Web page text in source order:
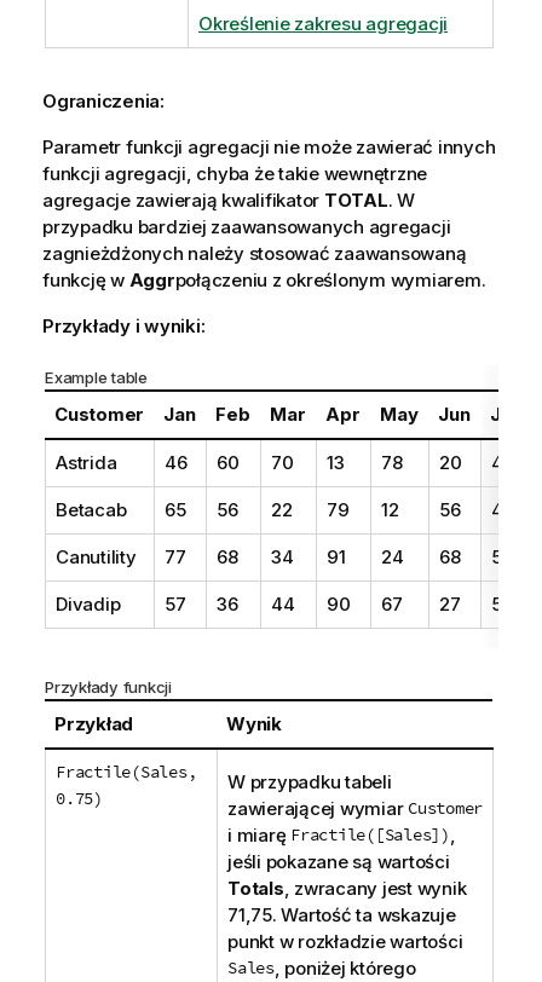
Określenie zakresu agregacji
Ograniczenia:
Parametr funkcji agregacji nie może zawierać innych
funkcji agregacji, chyba że takie wewnętrzne
agregacje zawierają kwalifikator TOTAL. W
przypadku bardziej zaawansowanych agregacji
zagnieżdżonych należy stosować zaawansowaną
funkcję w Aggrpołączeniu z określonym wymiarem.
Przykłady i wyniki:
Example table
Customer Jan Feb Mar Apr May Jun Jul
Astrida 46 60 70 13 78 20 45
Betacab 65 56 22 79 12 56 45
Canutility 77 68 34 91 24 68 57
Divadip 57 36 44 90 67 27 57
Przykłady funkcji
Przykład Wynik
Fractile(Sales,
0.75)
W przypadku tabeli
zawierającej wymiar Customer
i miarę Fractile([Sales])
jeśli pokazane są wartości
Totals , zwracany jest wynik
71,75. Wartość ta wskazuje
punkt w rozkładzie wartości
Sales, poniżej którego